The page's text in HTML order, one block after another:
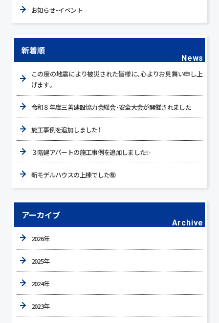
お知らせ・イベント
新着順
News
この度の地震により被災された皆様に、心よりお見舞い申し上
げます。
令和８年度三善建設協力会総会・安全大会が開催されました
施工事例を追加しました！
３階建アパートの施工事例を追加しました✨
新モデルハウスの上棟でした㊗
アーカイブ
Archive
2026年
2025年
2024年
2023年